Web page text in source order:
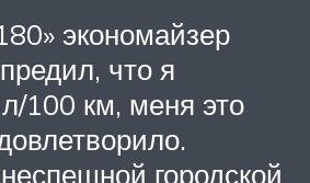
экономайзер
что я
100 км, меня это
городской